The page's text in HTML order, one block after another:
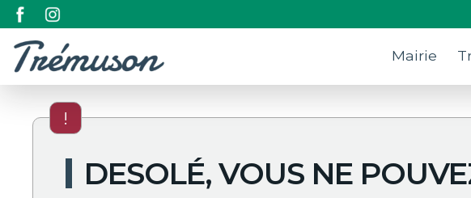
Mairie
!
DESOLÉ, VOUS NE